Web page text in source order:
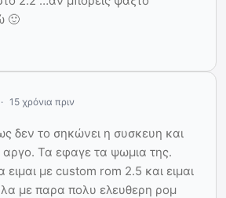
🙂
15 χρόνια πριν
δεν το σηκώνει η συσκευη και
αργο. Τα εφαγε τα ψωμια της.
με custom rom 2.5 και ειμαι
με παρα πολυ ελευθερη ρομ